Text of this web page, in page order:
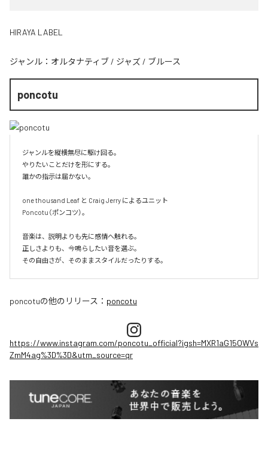
HIRAYA LABEL
ジャンル： オルタナティブ / ジャズ / ブルース
poncotu
ジャンルを縦横無尽に駆け回る。
やりたいことだけを形にする。
誰かの指示は届かない。
one thousand Leaf と Craig Jerry によるユニット
Poncotu（ポンコツ）。
音楽は、説明よりも先に感情へ触れる。
正しさよりも、今鳴らしたい音を選ぶ。
その自由さが、そのままスタイルだったりする。
poncotuの他のリリース： poncotu
https://www.instagram.com/poncotu_official?igsh=MXR1aG15OWVs
ZmM4ag%3D%3D&utm_source=qr